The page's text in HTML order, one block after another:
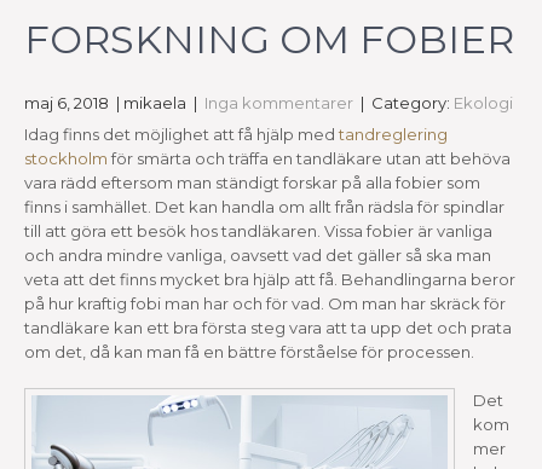
FORSKNING OM FOBIER
maj 6, 2018 | mikaela | Inga kommentarer | Category: Ekologi
Idag finns det möjlighet att få hjälp medtandreglering
stockholmför smärta och träffa en tandläkare utan att behöva
vara rädd eftersom man ständigt forskar på alla fobier som
finns i samhället. Det kan handla om allt från rädsla för spindlar
till att göra ett besök hos tandläkaren. Vissa fobier är vanliga
och andra mindre vanliga, oavsett vad det gäller så ska man
veta att det finns mycket bra hjälp att få. Behandlingarna beror
på hur kraftig fobi man har och för vad. Om man har skräck för
tandläkare kan ett bra första steg vara att ta upp det och prata
om det, då kan man få en bättre förståelse för processen.
Det
kom
mer